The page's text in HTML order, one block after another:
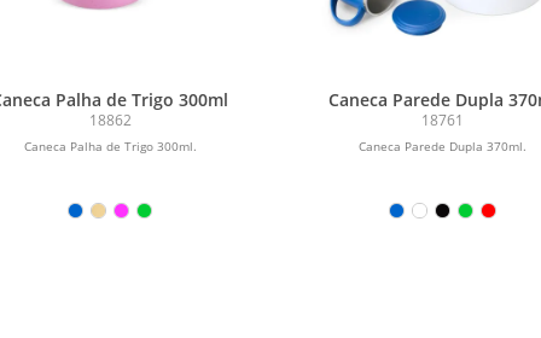
Palha de Trigo 300ml
18862
Caneca Palha de Trigo 300ml.
Caneca Parede Dupla
18761
Caneca Parede Dupla 370ml.